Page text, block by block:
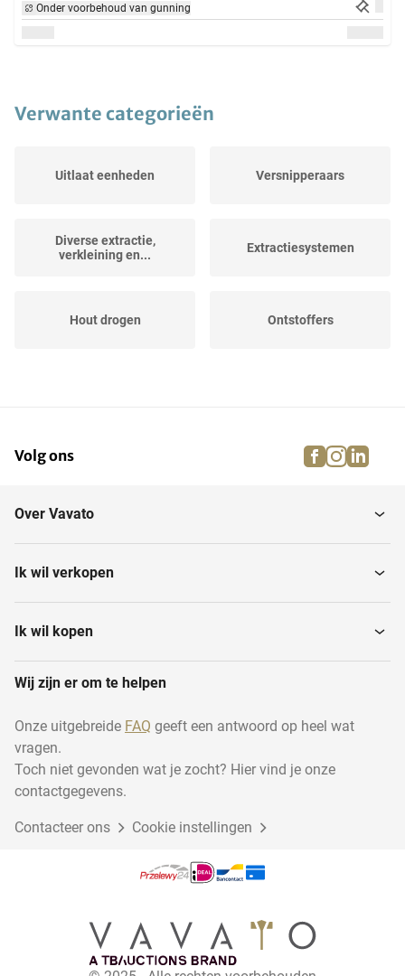
Onder voorbehoud van gunning
Verwante categorieën
Uitlaat eenheden Versnipperaars
Diverse extractie,
verkleining en...
Extractiesystemen
Hout drogen Ontstoffers
Volg ons facebook
Over Vavato
Ik wil verkopen
Ik wil kopen
Wij zijn er om te helpen
Onze uitgebreide FAQ geeft een antwoord op heel wat
vragen.
Toch niet gevonden wat je zocht? Hier vind je onze
contactgegevens.
Contacteer ons Cookie instellingen